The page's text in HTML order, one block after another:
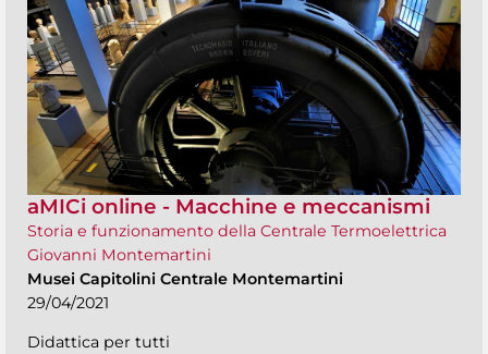
aMICi online - Macchine e meccanismi
Storia e funzionamento della Centrale Termoelettrica
Giovanni Montemartini
Musei Capitolini Centrale Montemartini
29/04/2021
Didattica per tutti